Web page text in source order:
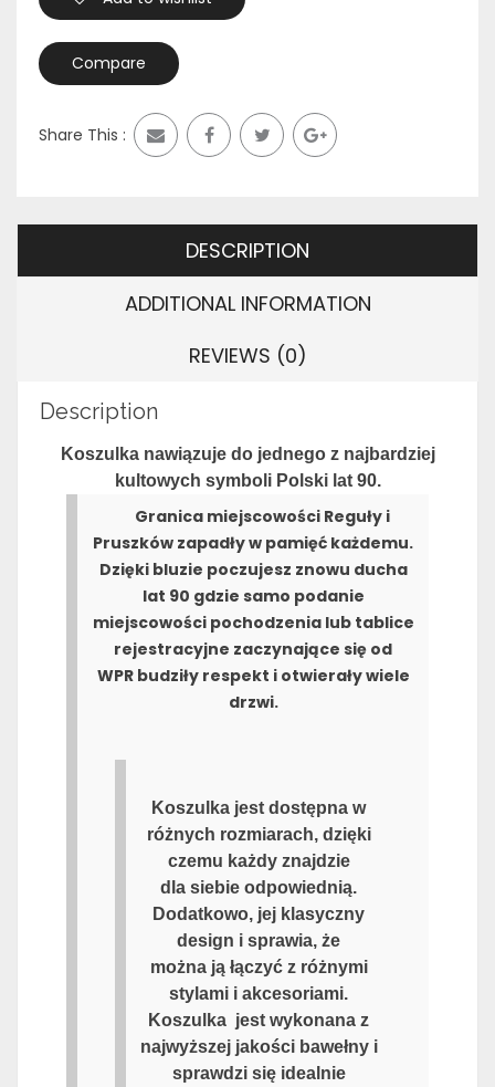
Compare
Share This :
DESCRIPTION
ADDITIONAL INFORMATION
REVIEWS (0)
Description
Koszulka nawiązuje do jednego z najbardziej
kultowych symboli Polski lat 90.
Granica miejscowości Reguły i
Pruszków zapadły w pamięć każdemu.
Dzięki bluzie poczujesz znowu ducha
lat 90 gdzie samo podanie
miejscowości pochodzenia lub tablice
rejestracyjne zaczynające się od
WPR budziły respekt i otwierały wiele
drzwi.
Koszulka jest dostępna w
różnych rozmiarach, dzięki
czemu każdy znajdzie
dla siebie odpowiednią.
Dodatkowo, jej klasyczny
design i sprawia, że
można ją łączyć z różnymi
stylami i akcesoriami.
Koszulka jest wykonana z
najwyższej jakości bawełny i
sprawdzi się idealnie